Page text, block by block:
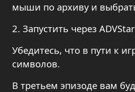
мыши по архиву и
2. Запустить через
Убедитесь, что в пути к
символов.
В третьем эпизоде вам